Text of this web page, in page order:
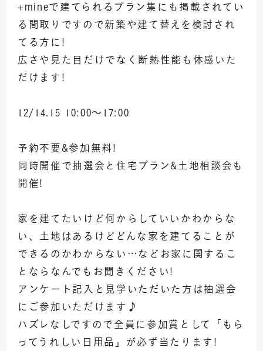
+mineで建てられるプラン集にも掲載されてい
る間取りですので新築や建て替えを検討され
てる方に!
広さや見た目だけでなく断熱性能も体感いた
だけます!
12/14.15 10:00～17:00
予約不要&参加無料!
同時開催で抽選会と住宅プラン&土地相談会も
開催!
家を建てたいけど何からしていいかわからな
い、土地はあるけどどんな家を建てることが
できるのかわからない…などお家に関するこ
とならなんでもお聞きください!
アンケート記入と見学いただいた方は抽選会
にご参加いただけます♪
ハズレなしですので全員に参加賞として「もら
ってうれしい日用品」が必ず当たります!